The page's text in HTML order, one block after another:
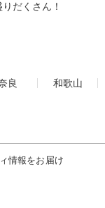
だくさん！
良
和歌山
情報をお届け